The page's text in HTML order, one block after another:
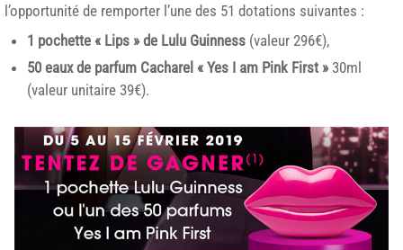
l’opportunité de remporter l’une des 51 dotations suivantes :
1 pochette « Lips » de Lulu Guinness (valeur 296€),
50 eaux de parfum Cacharel « Yes I am Pink First »30ml
(valeur unitaire 39€).